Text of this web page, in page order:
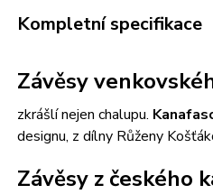
Kompletní specifikace
Závěsy
zkrášlí nejen chalupu.
designu, z dílny Růženy
Závěsy z českého